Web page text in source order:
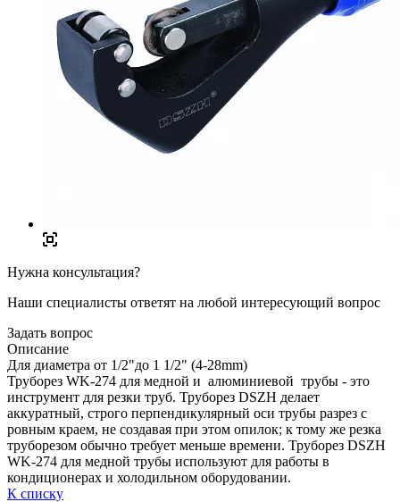
Нужна консультация?
Наши специалисты ответят на любой интересующий вопрос
Задать вопрос
Описание
Для диаметра от 1/2"до 1 1/2" (4-28mm)
Труборез WK-274 для медной и алюминиевой трубы - это
инструмент для резки труб. Труборез DSZH делает
аккуратный, строго перпендикулярный оси трубы разрез с
ровным краем, не создавая при этом опилок; к тому же резка
труборезом обычно требует меньше времени. Труборез DSZH
WK-274 для медной трубы используют для работы в
кондиционерах и холодильном оборудовании.
К списку